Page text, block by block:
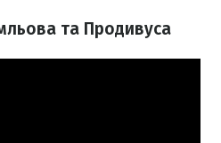
та Продивуса